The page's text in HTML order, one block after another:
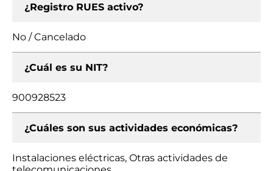
¿Registro RUES activo?
No / Cancelado
¿Cuál es su NIT?
900928523
¿Cuáles son sus actividades económicas?
Instalaciones eléctricas, Otras actividades de